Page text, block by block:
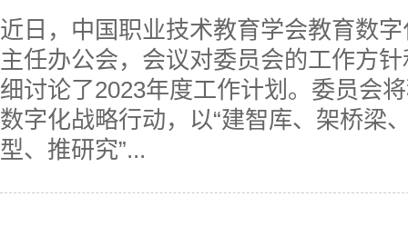
近日，中国职业技术教育学会教育数
主任办公会，会议对委员会的工作方
细讨论了2023年度工作计划。委员会
数字化战略行动，以“建智库、架桥梁
型、推研究”...